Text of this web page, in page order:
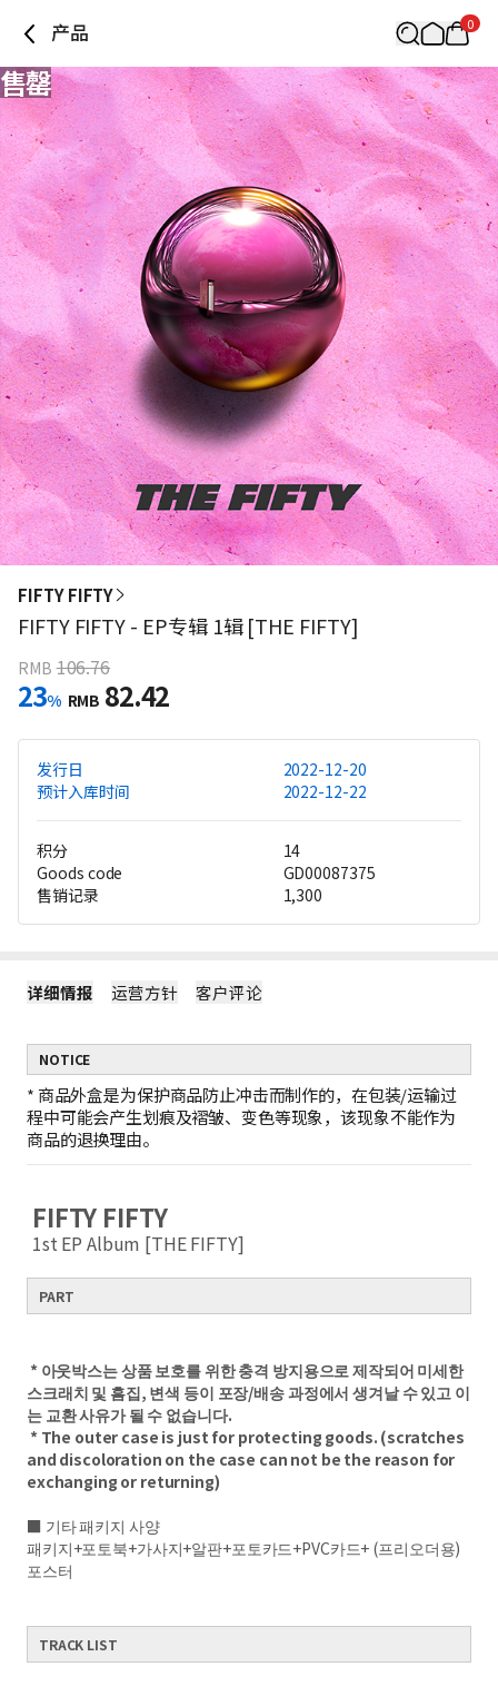
产品 0
售罄
FIFTY FIFTY
FIFTY FIFTY - EP专辑 1辑 [THE FIFTY]
RMB 106.76
23% RMB 82.42
发行日
2022-12-20
预计入库时间
2022-12-22
积分
14
Goods code
GD00087375
售销记录
1,300
详细情报 运营方针 客户评论
NOTICE
* 商品外盒是为保护商品防止冲击而制作的，在包装/运输过
程中可能会产生划痕及褶皱、变色等现象，该现象不能作为
商品的退换理由。
FIFTY FIFTY
1st EP Album [THE FIFTY]​
PART
* 아웃박스는 상품 보호를 위한 충격 방지용으로 제작되어 미세한
스크래치 및 흠집, 변색 등이 포장/배송 과정에서 생겨날 수 있고 이
는 교환 사유가 될 수 없습니다.
​ * The outer case is just for protecting goods. (scratches
and discoloration on the case can not be the reason for
exchanging or returning)
■ 기타 패키지 사양
패키지+포토북+가사지+알판+포토카드+PVC카드+ (프리오더용)
포스터
TRACK LIST